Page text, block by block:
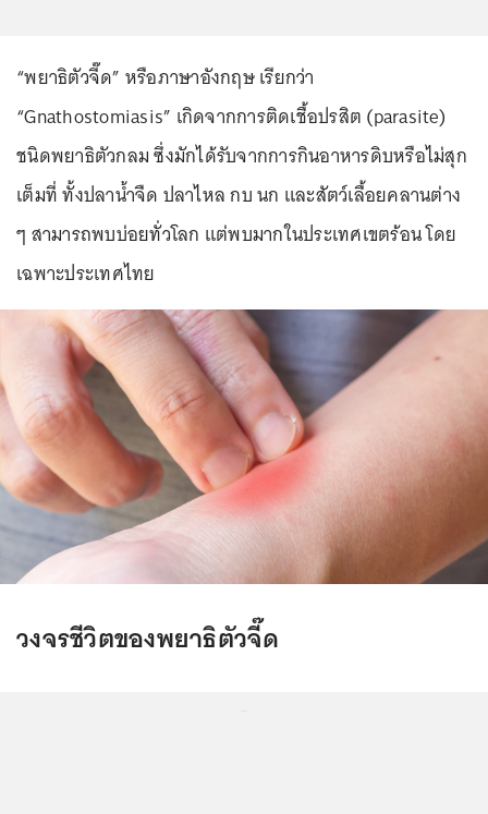
“พยาธิตัวจี๊ด” หรือภาษาอังกฤษ เรียกว่า
“Gnathostomiasis” เกิดจากการติดเชื้อปรสิต (parasite)
ชนิดพยาธิตัวกลม ซึ่งมักได้รับจากการกินอาหารดิบหรือไม่สุก
เต็มที่ ทั้งปลาน้ำจืด ปลาไหล กบ นก และสัตว์เลื้อยคลานต่าง
ๆ สามารถพบบ่อยทั่วโลก แต่พบมากในประเทศเขตร้อน โดย
เฉพาะประเทศไทย
วงจรชีวิตของพยาธิตัวจี๊ด